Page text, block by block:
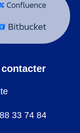
contacter
33 74 84